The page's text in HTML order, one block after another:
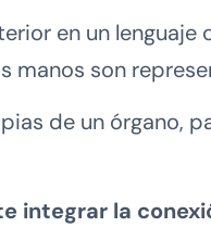
en un lenguaje
son
de un órgano,
integrar la